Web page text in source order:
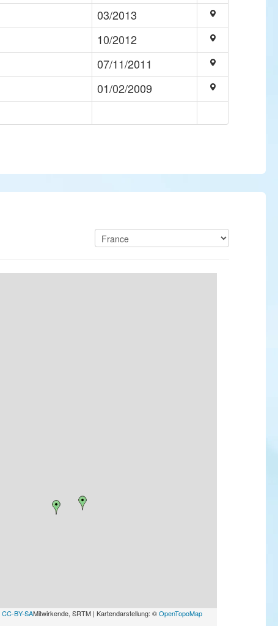
03/2013
10/2012
07/11/2011
01/02/2009
CC-BY-SAMitwirkende, SRTM | Kartendarstellung: ©OpenTopoMap